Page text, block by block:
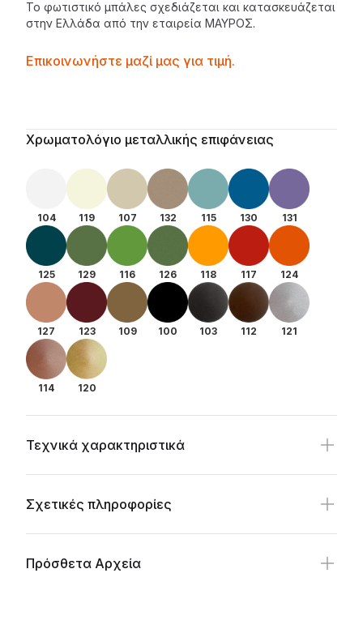
Το φωτιστικό μπάλες σχεδιάζεται και κατασκευάζεται
στην Ελλάδα από την εταιρεία ΜΑΥΡΟΣ.
Contactprice
Επικοινωνήστε μαζί μας για τιμή.
Additional details
Χρωματολόγιο μεταλλικής επιφάνειας
104 119 107 132 115 130 131
125 129 116 126 118 117 124
127 123 109 100 103 112 121
114 120
Τεχνικά χαρακτηριστικά
Σχετικές πληροφορίες
Πρόσθετα Αρχεία